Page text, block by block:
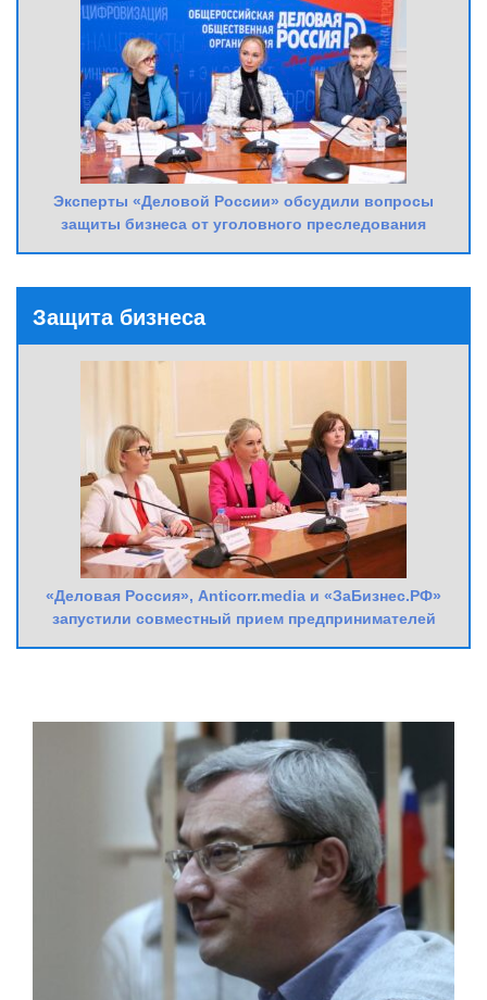
Эксперты «Деловой России» обсудили вопросы
защиты бизнеса от уголовного преследования
Защита бизнеса
«Деловая Россия», Anticorr.media и «ЗаБизнес.РФ»
запустили совместный прием предпринимателей